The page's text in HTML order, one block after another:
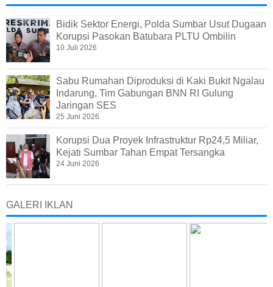
Bidik Sektor Energi, Polda Sumbar Usut Dugaan
Korupsi Pasokan Batubara PLTU Ombilin
10 Juli 2026
Sabu Rumahan Diproduksi di Kaki Bukit Ngalau
Indarung, Tim Gabungan BNN RI Gulung
Jaringan SES
25 Juni 2026
Korupsi Dua Proyek Infrastruktur Rp24,5 Miliar,
Kejati Sumbar Tahan Empat Tersangka
24 Juni 2026
GALERI IKLAN